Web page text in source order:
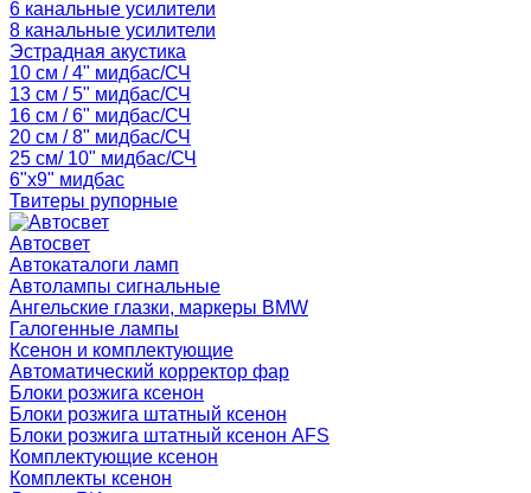
6 канальные усилители
8 канальные усилители
Эстрадная акустика
10 см / 4" мидбас/СЧ
13 см / 5" мидбас/СЧ
16 см / 6" мидбас/СЧ
20 см / 8" мидбас/СЧ
25 см/ 10" мидбас/СЧ
6"x9" мидбас
Твитеры рупорные
Автосвет
Автокаталоги ламп
Автолампы сигнальные
Ангельские глазки, маркеры BMW
Галогенные лампы
Ксенон и комплектующие
Автоматический корректор фар
Блоки розжига ксенон
Блоки розжига штатный ксенон
Блоки розжига штатный ксенон AFS
Комплектующие ксенон
Комплекты ксенон